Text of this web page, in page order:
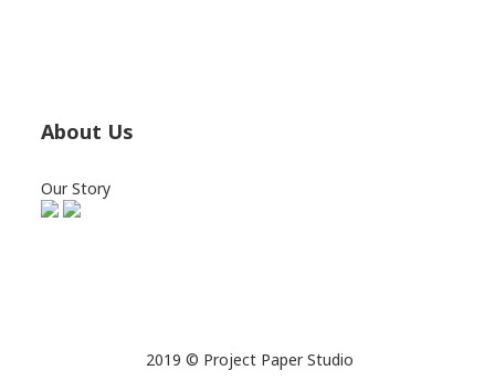
About Us
Our Story
2019 © Project Paper Studio